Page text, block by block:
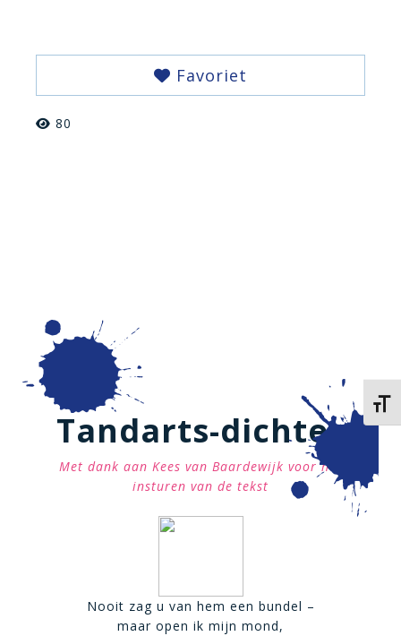
Favoriet
80
Tandarts-dichter
Met dank aan Kees van Baardewijk voor het
insturen van de tekst
Nooit zag u van hem een bundel –
maar open ik mijn mond,